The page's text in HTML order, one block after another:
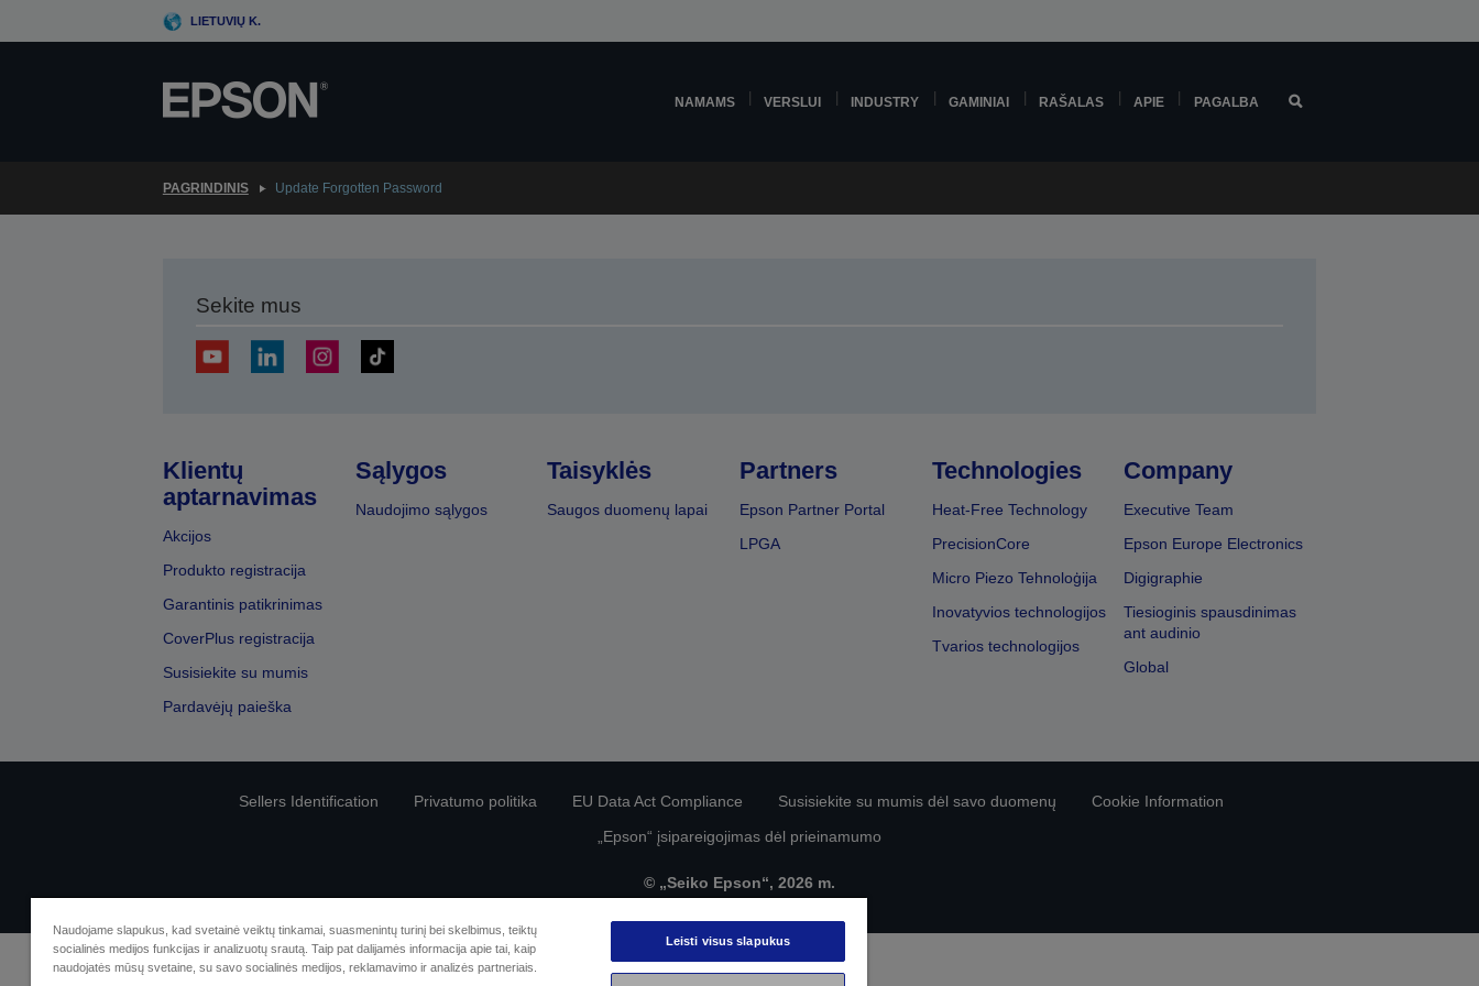
to
LIETUVIŲ K.
NAMAMS VERSLUI INDUSTRY GAMINIAI RAŠALAS APIE PAGALBA
PAGRINDINIS Update Forgotten Password
Sekite mus
Klientų
aptarnavimas
Akcijos
Produkto registracija
Garantinis patikrinimas
CoverPlus registracija
Susisiekite su mumis
Pardavėjų paieška
Sąlygos
Naudojimo sąlygos
Taisyklės
Saugos duomenų lapai
Partners
Epson Partner Portal
LPGA
Technologies
Heat-Free Technology
PrecisionCore
Micro Piezo Tehnoloģija
Inovatyvios technologijos
Tvarios technologijos
Company
Executive Team
Epson Europe Electronics
Digigraphie
Tiesioginis spausdinimas
ant audinio
Global
Sellers Identification Privatumo politika EU Data Act Compliance Susisiekite su mumis dėl savo duomenų
Cookie Information
„Epson“ įsipareigojimas dėl prieinamumo
© „Seiko Epson“, 2026 m.
Naudojame slapukus, kad svetainė veiktų tinkamai, suasmenintų turinį bei skelbimus, teiktų
socialinės medijos funkcijas ir analizuotų srautą. Taip pat dalijamės informacija apie tai, kaip
naudojatės mūsų svetaine, su savo socialinės medijos, reklamavimo ir analizės partneriais.
Leisti visus slapukus